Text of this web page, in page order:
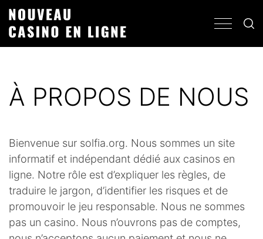
À PROPOS DE NOUS
Bienvenue sur solfia.org. Nous sommes un site
informatif et indépendant dédié aux casinos en
ligne. Notre rôle est d’expliquer les règles, de
traduire le jargon, d’identifier les risques et de
promouvoir le jeu responsable. Nous ne sommes
pas un casino. Nous n’ouvrons pas de comptes,